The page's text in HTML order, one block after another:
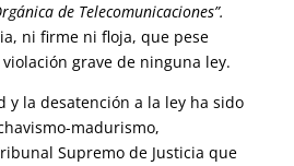
de Telecomunicaciones”.
ni firme ni floja, que pese
violación grave de ninguna ley.
y la desatención a la ley ha sido
madurismo,
Supremo de Justicia que